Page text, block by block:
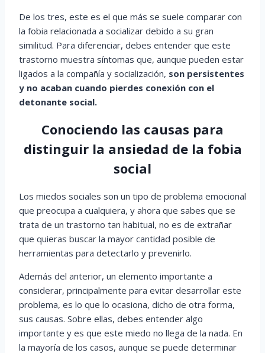
De los tres, este es el que más se suele comparar con
la fobia relacionada a socializar debido a su gran
similitud. Para diferenciar, debes entender que este
trastorno muestra síntomas que, aunque pueden estar
ligados a la compañía y socialización, son persistentes
y no acaban cuando pierdes conexión con el
detonante social.
Conociendo las causas para
distinguir la ansiedad de la fobia
social
Los miedos sociales son un tipo de problema emocional
que preocupa a cualquiera, y ahora que sabes que se
trata de un trastorno tan habitual, no es de extrañar
que quieras buscar la mayor cantidad posible de
herramientas para detectarlo y prevenirlo.
Además del anterior, un elemento importante a
considerar, principalmente para evitar desarrollar este
problema, es lo que lo ocasiona, dicho de otra forma,
sus causas. Sobre ellas, debes entender algo
importante y es que este miedo no llega de la nada. En
la mayoría de los casos, aunque se puede determinar